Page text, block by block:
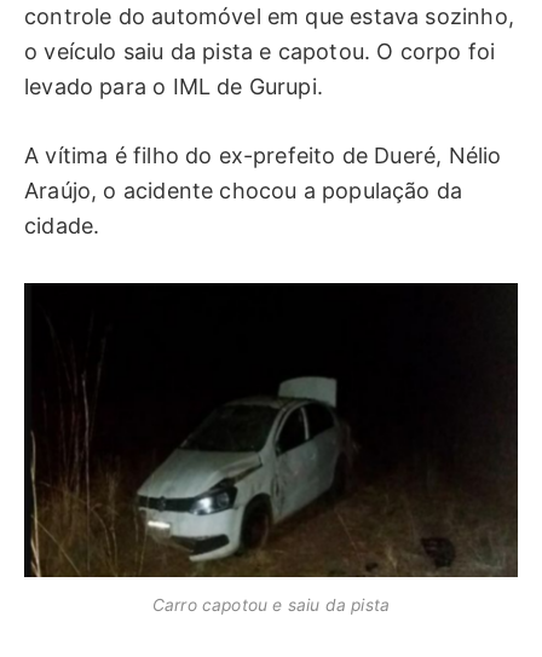
controle do automóvel em que estava sozinho,
o veículo saiu da pista e capotou. O corpo foi
levado para o IML de Gurupi.
A vítima é filho do ex-prefeito de Dueré, Nélio
Araújo, o acidente chocou a população da
cidade.
Carro capotou e saiu da pista